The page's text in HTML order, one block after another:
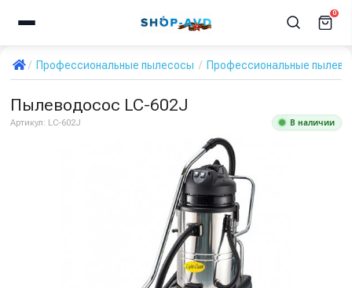
0
Профессиональные пылесосы Профессиональные
Пылеводосос LC-602J
Артикул: LC-602J В наличии